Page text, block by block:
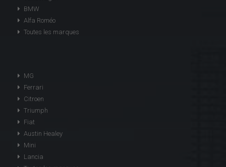
BMW
Alfa Roméo
Toutes les marques
MG
Ferrari
Citroen
Triumph
Fiat
Austin Healey
Mini
Lancia